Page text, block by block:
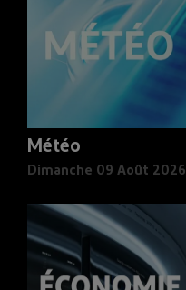
Météo
Dimanche 09 Août 2026